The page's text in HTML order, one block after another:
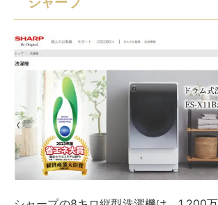
パナソニック